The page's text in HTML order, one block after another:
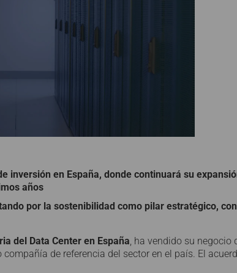
inversión en España, donde continuará su
años
por la sostenibilidad como pilar estratégico,
del Data Center en España , ha vendido su
de referencia del sector en el país. El